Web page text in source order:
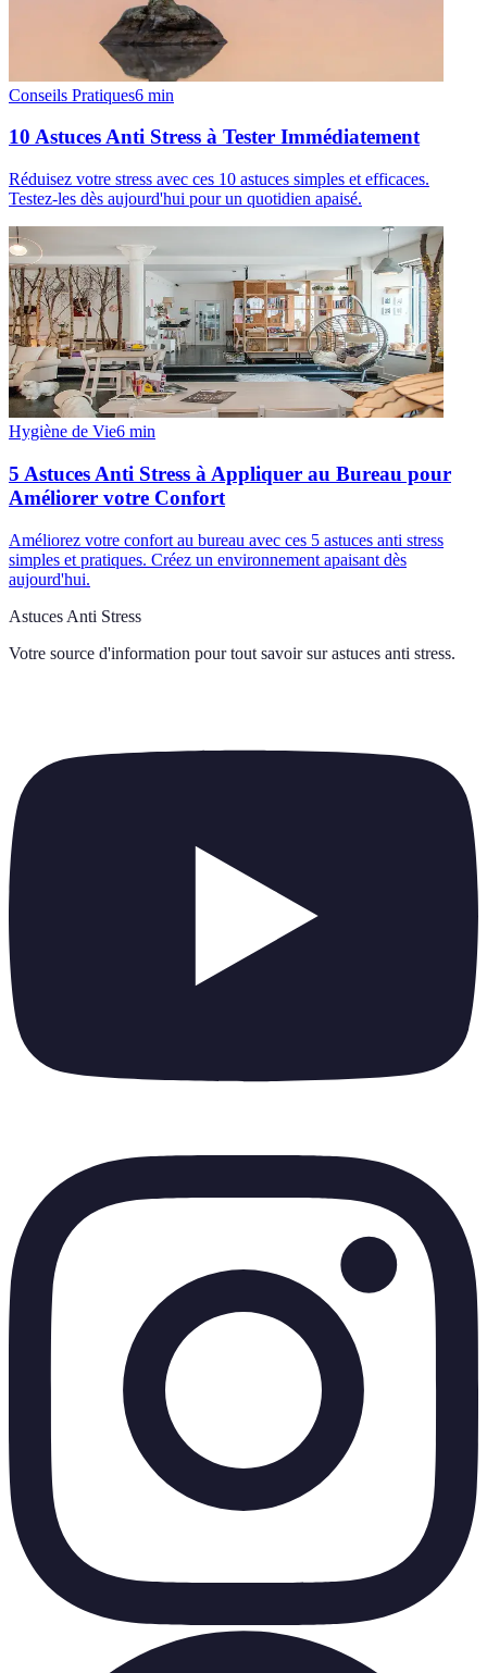
Conseils Pratiques6 min
10 Astuces Anti Stress à Tester Immédiatement
Réduisez votre stress avec ces 10 astuces simples et efficaces.
Testez-les dès aujourd'hui pour un quotidien apaisé.
Hygiène de Vie6 min
5 Astuces Anti Stress à Appliquer au Bureau pour
Améliorer votre Confort
Améliorez votre confort au bureau avec ces 5 astuces anti stress
simples et pratiques. Créez un environnement apaisant dès
aujourd'hui.
Astuces Anti Stress
Votre source d'information pour tout savoir sur astuces anti stress.